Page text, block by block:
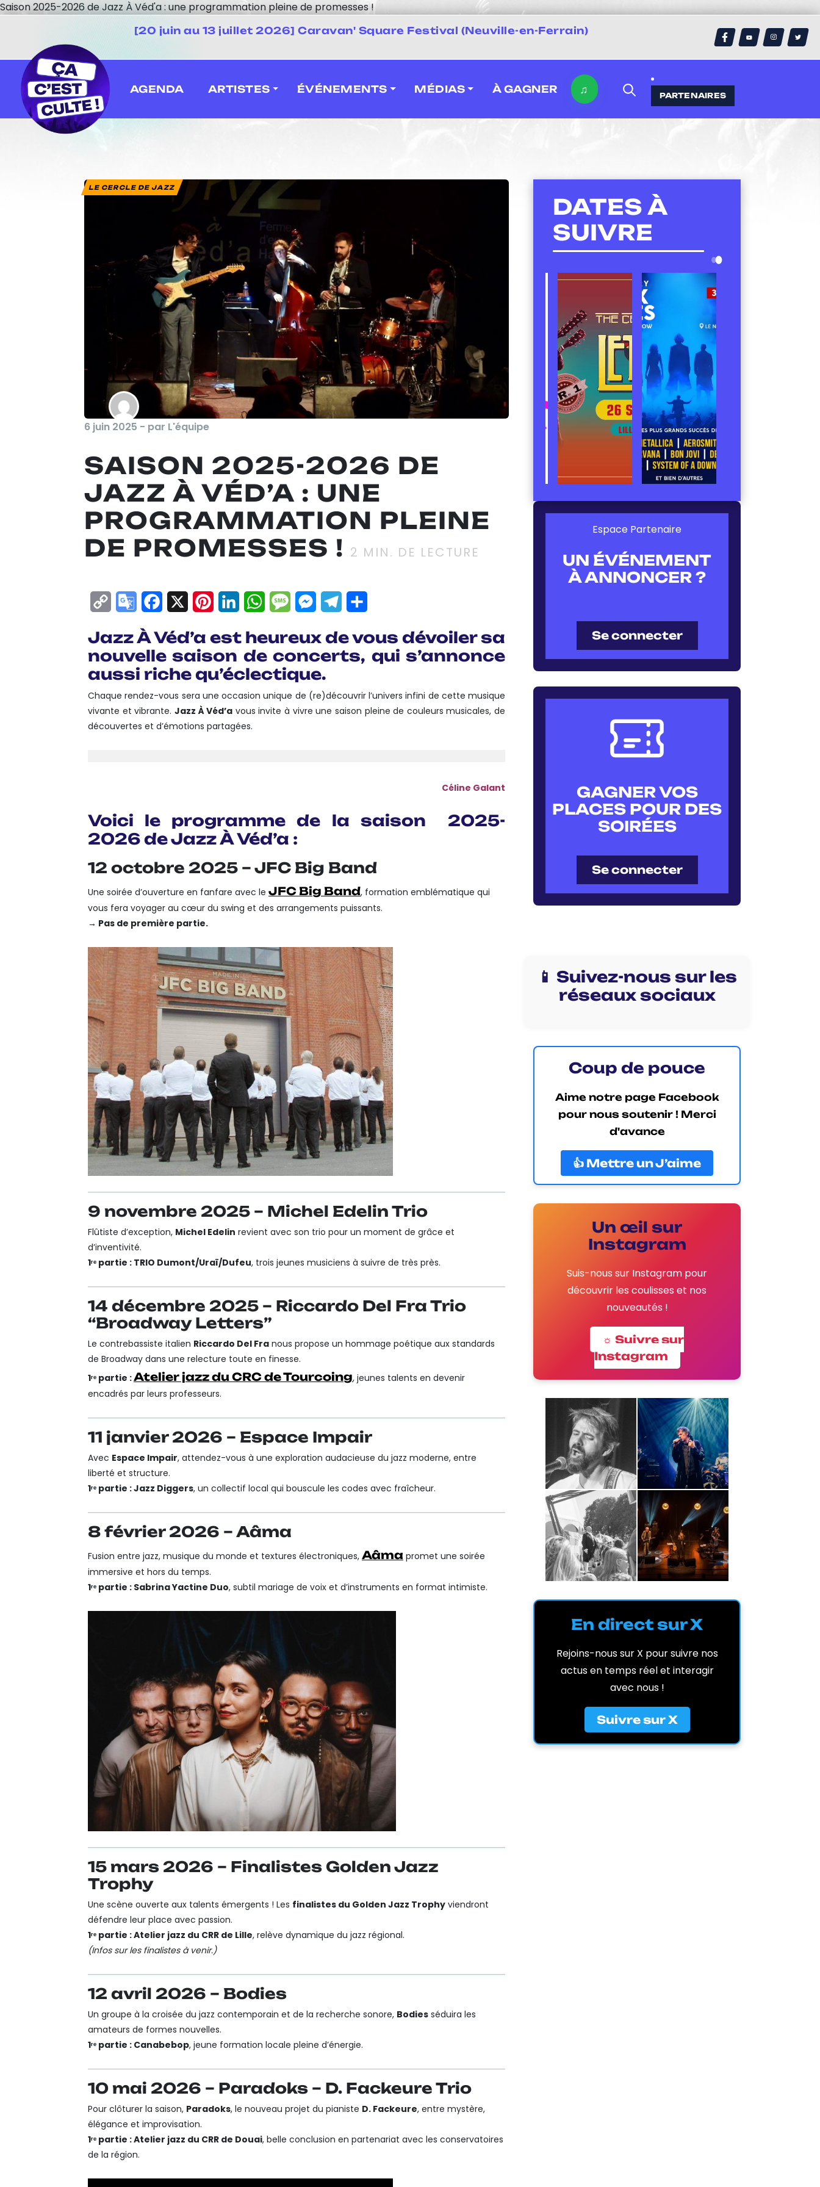
Saison 2025-2026 de Jazz À Véd'a : une programmation pleine de promesses !
[20 juin au 13 juillet 2026] Caravan' Square Festival (Neuville-en-Ferrain)
AGENDA ARTISTES ÉVÉNEMENTS MÉDIAS À GAGNER ♫ PARTENAIRES
LE CERCLE DE JAZZ
6 juin 2025 - par L'équipe
SAISON 2025-2026 DE
JAZZ À VÉD’A : UNE
PROGRAMMATION PLEINE
DE PROMESSES ! 2 MIN. DE LECTURE
Copy GoogleFacebook
X Pinterest
LinkedInWhatsApp
MessageMessenger
Telegram
Jazz À Véd’a est heureux de vous dévoiler sa
nouvelle saison de concerts, qui s’annonce
aussi riche qu’éclectique.
Chaque rendez-vous sera une occasion unique de (re)découvrir l’univers infini de cette musique
vivante et vibrante. Jazz À Véd’a vous invite à vivre une saison pleine de couleurs musicales, de
découvertes et d’émotions partagées.
Céline Galant
Voici le programme de la saison 2025-
2026 de Jazz À Véd’a :
12 octobre 2025 – JFC Big Band
Une soirée d’ouverture en fanfare avec le JFC Big Band, formation emblématique qui
vous fera voyager au cœur du swing et des arrangements puissants.
→ Pas de première partie.
9 novembre 2025 – Michel Edelin Trio
Flûtiste d’exception, Michel Edelin revient avec son trio pour un moment de grâce et
d’inventivité.
1ʳᵉ partie : TRIO Dumont/Uraï/Dufeu, trois jeunes musiciens à suivre de très près.
14 décembre 2025 – Riccardo Del Fra Trio
“Broadway Letters”
Le contrebassiste italien Riccardo Del Fra nous propose un hommage poétique aux standards
de Broadway dans une relecture toute en finesse.
1ʳᵉ partie :Atelier jazz du CRC de Tourcoing, jeunes talents en devenir
encadrés par leurs professeurs.
11 janvier 2026 – Espace Impair
Avec Espace Impair, attendez-vous à une exploration audacieuse du jazz moderne, entre
liberté et structure.
1ʳᵉ partie : Jazz Diggers, un collectif local qui bouscule les codes avec fraîcheur.
8 février 2026 – Aâma
Fusion entre jazz, musique du monde et textures électroniques, Aâma promet une soirée
immersive et hors du temps.
1ʳᵉ partie : Sabrina Yactine Duo, subtil mariage de voix et d’instruments en format intimiste.
15 mars 2026 – Finalistes Golden Jazz
Trophy
Une scène ouverte aux talents émergents ! Les finalistes du Golden Jazz Trophy viendront
défendre leur place avec passion.
1ʳᵉ partie : Atelier jazz du CRR de Lille, relève dynamique du jazz régional.
(Infos sur les finalistes à venir.)
12 avril 2026 – Bodies
Un groupe à la croisée du jazz contemporain et de la recherche sonore, Bodies séduira les
amateurs de formes nouvelles.
1ʳᵉ partie : Canabebop, jeune formation locale pleine d’énergie.
10 mai 2026 – Paradoks – D. Fackeure Trio
Pour clôturer la saison, Paradoks, le nouveau projet du pianiste D. Fackeure, entre mystère,
élégance et improvisation.
1ʳᵉ partie : Atelier jazz du CRR de Douai, belle conclusion en partenariat avec les conservatoires
de la région.
DATES À
SUIVRE
Espace Partenaire
UN ÉVÉNEMENT
À ANNONCER ?
Se connecter
GAGNER VOS
PLACES POUR DES
SOIRÉES
Se connecter
📱 Suivez-nous sur les
réseaux sociaux
Coup de pouce
Aime notre page Facebook
pour nous soutenir ! Merci
d'avance
👍 Mettre un J’aime
Un œil sur
Instagram
Suis-nous sur Instagram pour
découvrir les coulisses et nos
nouveautés !
☼ Suivre sur
Instagram
En direct sur X
Rejoins-nous sur X pour suivre nos
actus en temps réel et interagir
avec nous !
Suivre sur X